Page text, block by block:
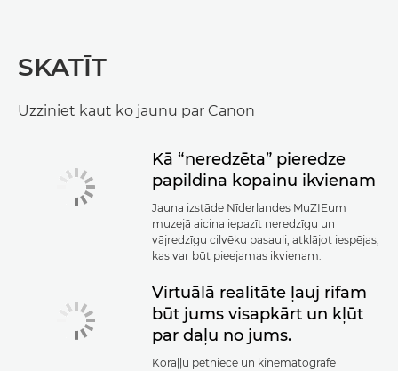
SKATĪT
Uzziniet kaut ko jaunu par Canon
Kā “neredzēta” pieredze
papildina kopainu ikvienam
Jauna izstāde Nīderlandes MuZIEum
muzejā aicina iepazīt neredzīgu un
vājredzīgu cilvēku pasauli, atklājot iespējas,
kas var būt pieejamas ikvienam.
Virtuālā realitāte ļauj rifam
būt jums visapkārt un kļūt
par daļu no jums.
Koraļļu pētniece un kinematogrāfe